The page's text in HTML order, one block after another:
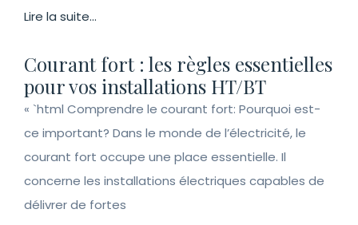
Lire la suite...
Courant fort : les règles essentielles
pour vos installations HT/BT
« `html Comprendre le courant fort: Pourquoi est-
ce important? Dans le monde de l’électricité, le
courant fort occupe une place essentielle. Il
concerne les installations électriques capables de
délivrer de fortes